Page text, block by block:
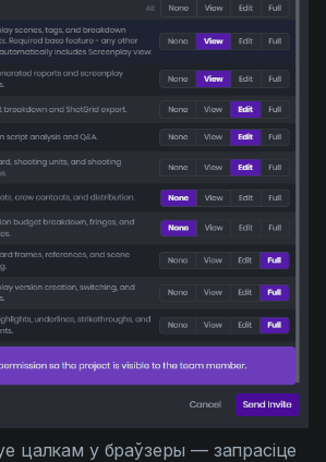
цалкам у браўзеры — запрасіце